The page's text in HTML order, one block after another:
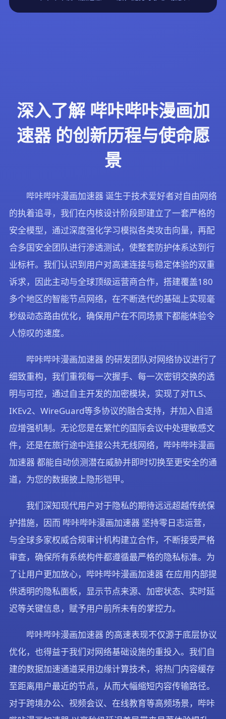
深入了解 哔咔哔咔漫画加
速器 的创新历程与使命愿
景
哔咔哔咔漫画加速器 诞生于技术爱好者对自由网络
的执着追寻，我们在内核设计阶段即建立了一套严格的
安全模型，通过深度强化学习模拟各类攻击向量，再配
合多国安全团队进行渗透测试，使整套防护体系达到行
业标杆。我们认识到用户对高速连接与稳定体验的双重
诉求，因此主动与全球顶级运营商合作，搭建覆盖180
多个地区的智能节点网络，在不断迭代的基础上实现毫
秒级动态路由优化，确保用户在不同场景下都能体验令
人惊叹的速度。
哔咔哔咔漫画加速器 的研发团队对网络协议进行了
细致重构，我们重视每一次握手、每一次密钥交换的透
明与可控，通过自主开发的加密模块，实现了对TLS、
IKEv2、WireGuard等多协议的融合支持，并加入自适
应增强机制。无论您是在繁忙的国际会议中处理敏感文
件，还是在旅行途中连接公共无线网络，哔咔哔咔漫画
加速器 都能自动侦测潜在威胁并即时切换至更安全的通
道，为您的数据披上隐形铠甲。
我们深知现代用户对于隐私的期待远远超越传统保
护措施，因而 哔咔哔咔漫画加速器 坚持零日志运营，
与全球多家权威合规审计机构建立合作，不断接受严格
审查，确保所有系统构件都遵循最严格的隐私标准。为
了让用户更加放心，哔咔哔咔漫画加速器 在应用内部提
供透明的隐私面板，显示节点来源、加密状态、实时延
迟等关键信息，赋予用户前所未有的掌控力。
哔咔哔咔漫画加速器 的高速表现不仅源于底层协议
优化，也得益于我们对网络基础设施的重投入。我们自
建的数据加速通道采用边缘计算技术，将热门内容缓存
至距离用户最近的节点，从而大幅缩短内容传输路径。
对于跨境办公、视频会议、在线教育等高频场景，哔咔